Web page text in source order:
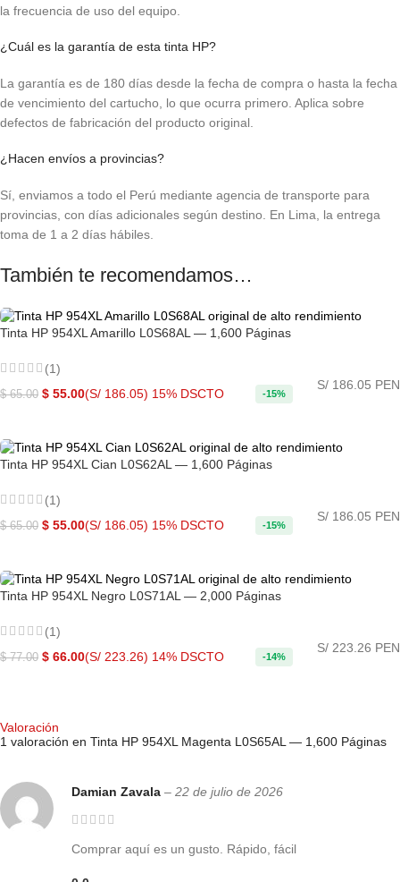
la frecuencia de uso del equipo.
¿Cuál es la garantía de esta tinta HP?
La garantía es de 180 días desde la fecha de compra o hasta la fecha
de vencimiento del cartucho, lo que ocurra primero. Aplica sobre
defectos de fabricación del producto original.
¿Hacen envíos a provincias?
Sí, enviamos a todo el Perú mediante agencia de transporte para
provincias, con días adicionales según destino. En Lima, la entrega
toma de 1 a 2 días hábiles.
También te recomendamos…
Tinta HP 954XL Amarillo L0S68AL — 1,600 Páginas
(1)
$65.00 $ 55.00(S/ 186.05) 15% DSCTO -15%
S/ 186.05 PEN
Tinta HP 954XL Cian L0S62AL — 1,600 Páginas
(1)
$65.00 $ 55.00(S/ 186.05) 15% DSCTO -15%
S/ 186.05 PEN
Tinta HP 954XL Negro L0S71AL — 2,000 Páginas
(1)
$77.00 $ 66.00(S/ 223.26) 14% DSCTO -14%
S/ 223.26 PEN
Valoración
1 valoración en Tinta HP 954XL Magenta L0S65AL — 1,600 Páginas
Damian Zavala – 22 de julio de 2026
Comprar aquí es un gusto. Rápido, fácil